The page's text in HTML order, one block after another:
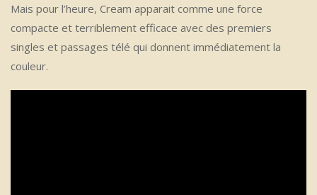
Mais pour l’heure, Cream apparait comme une force
compacte et terriblement efficace avec des premiers
singles et passages télé qui donnent immédiatement la
couleur.